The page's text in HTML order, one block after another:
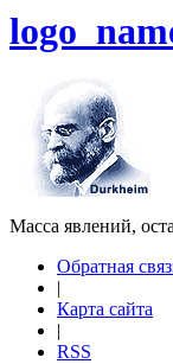
Масса явлений,
Обратная
|
Карта сайта
|
RSS